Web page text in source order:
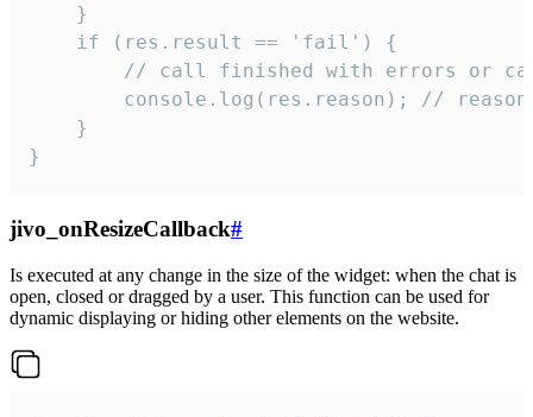
    }
    if (res.result == 'fail') {
// call finished with errors or
console.log(res.reason); //
    }
}
jivo_onResizeCallback#
Is executed at any change in the size of the widget: when the chat is
open, closed or dragged by a user. This function can be used for
dynamic displaying or hiding other elements on the website.